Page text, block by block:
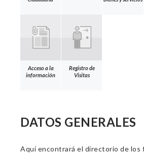
Acceso a la
información
Registro de
Visitas
DATOS GENERALES
Aquí encontrará el directorio de los